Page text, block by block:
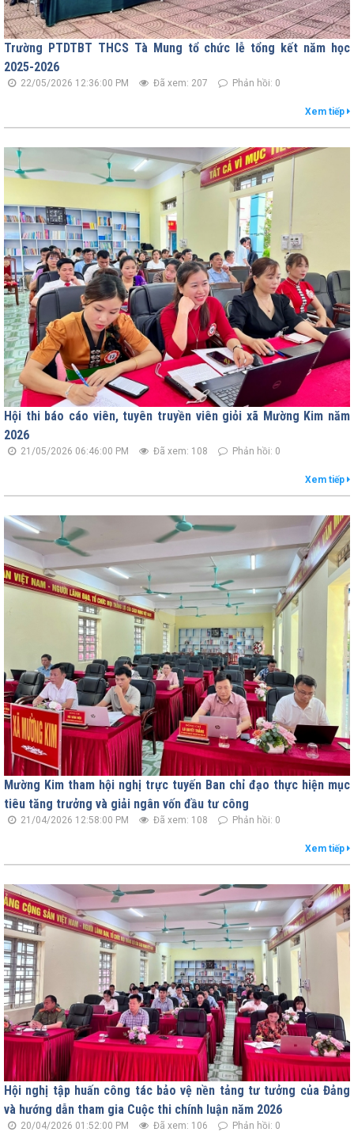
Trường PTDTBT THCS Tà Mung tổ chức lễ tổng kết năm học
2025-2026
22/05/2026 12:36:00 PM Đã xem: 207 Phản hồi: 0
Xem tiếp
Hội thi báo cáo viên, tuyên truyền viên giỏi xã Mường Kim năm
2026
21/05/2026 06:46:00 PM Đã xem: 108 Phản hồi: 0
Xem tiếp
Mường Kim tham hội nghị trực tuyến Ban chỉ đạo thực hiện mục
tiêu tăng trưởng và giải ngân vốn đầu tư công
21/04/2026 12:58:00 PM Đã xem: 108 Phản hồi: 0
Xem tiếp
Hội nghị tập huấn công tác bảo vệ nền tảng tư tưởng của Đảng
và hướng dẫn tham gia Cuộc thi chính luận năm 2026
20/04/2026 01:52:00 PM Đã xem: 106 Phản hồi: 0